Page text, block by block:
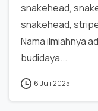
snakehead,
snakehead,
Nama ilmiahnya
budidaya...
6 Juli 2025